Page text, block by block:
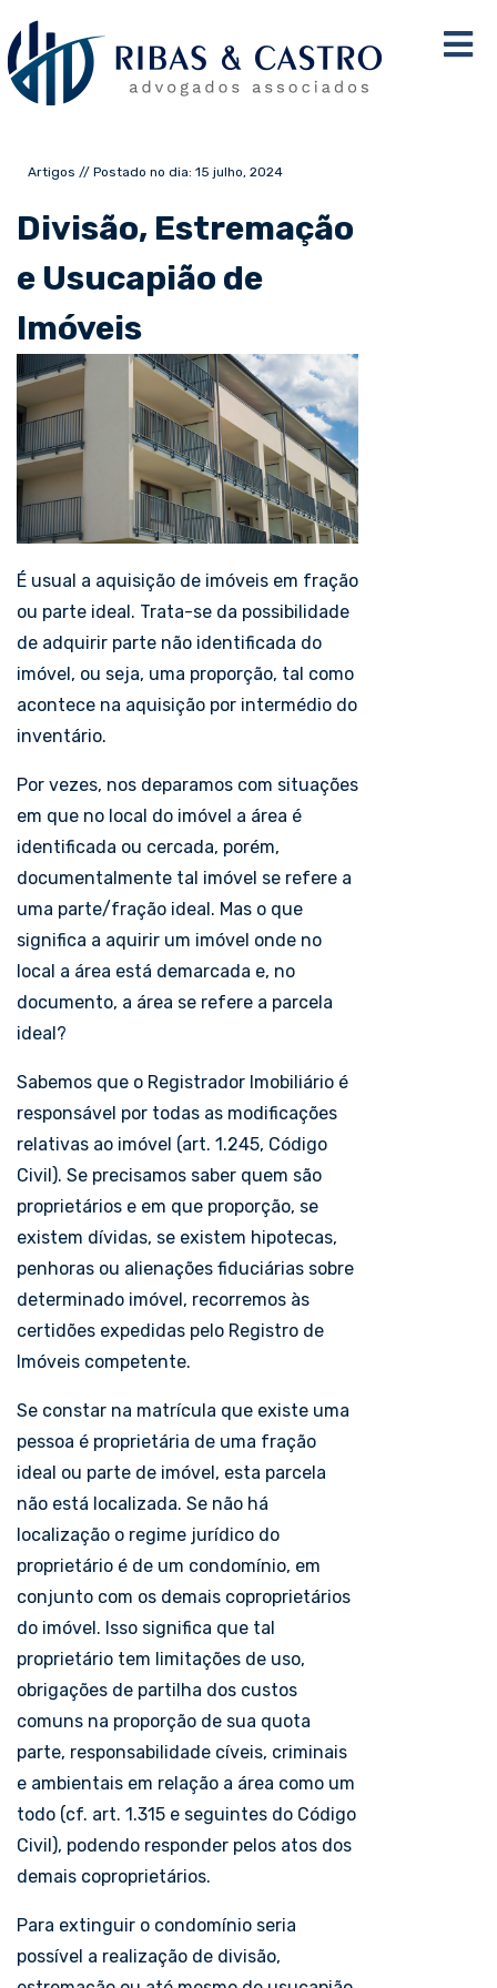
Artigos // Postado no dia: 15 julho, 2024
Divisão, Estremação
e Usucapião de
Imóveis
É usual a aquisição de imóveis em fração
ou parte ideal. Trata-se da possibilidade
de adquirir parte não identificada do
imóvel, ou seja, uma proporção, tal como
acontece na aquisição por intermédio do
inventário.
Por vezes, nos deparamos com situações
em que no local do imóvel a área é
identificada ou cercada, porém,
documentalmente tal imóvel se refere a
uma parte/fração ideal. Mas o que
significa a aquirir um imóvel onde no
local a área está demarcada e, no
documento, a área se refere a parcela
ideal?
Sabemos que o Registrador Imobiliário é
responsável por todas as modificações
relativas ao imóvel (art. 1.245, Código
Civil). Se precisamos saber quem são
proprietários e em que proporção, se
existem dívidas, se existem hipotecas,
penhoras ou alienações fiduciárias sobre
determinado imóvel, recorremos às
certidões expedidas pelo Registro de
Imóveis competente.
Se constar na matrícula que existe uma
pessoa é proprietária de uma fração
ideal ou parte de imóvel, esta parcela
não está localizada. Se não há
localização o regime jurídico do
proprietário é de um condomínio, em
conjunto com os demais coproprietários
do imóvel. Isso significa que tal
proprietário tem limitações de uso,
obrigações de partilha dos custos
comuns na proporção de sua quota
parte, responsabilidade cíveis, criminais
e ambientais em relação a área como um
todo (cf. art. 1.315 e seguintes do Código
Civil), podendo responder pelos atos dos
demais coproprietários.
Para extinguir o condomínio seria
possível a realização de divisão,